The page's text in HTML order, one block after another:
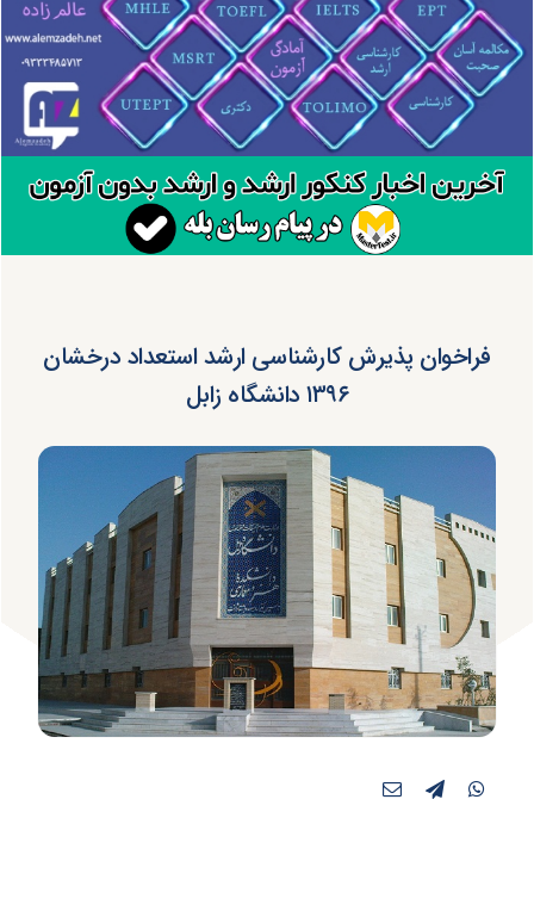
فراخوان پذیرش کارشناسی ارشد استعداد درخشان
۱۳۹۶ دانشگاه زابل